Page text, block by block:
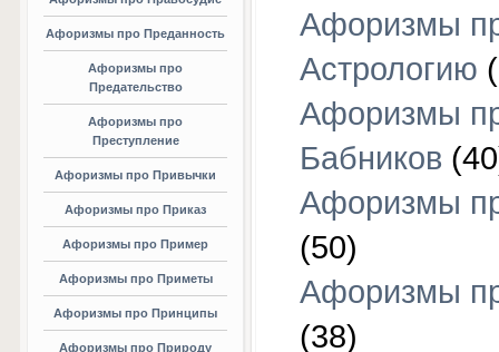
Афоризмы про Преданность
Афоризмы про
Предательство
Афоризмы про
Преступление
Афоризмы про Привычки
Афоризмы про Приказ
Афоризмы про Пример
Афоризмы про Приметы
Афоризмы про Принципы
Афоризмы про Природу
Афоризмы
Астрологию
Афоризмы
Бабников
Афоризмы
(50)
Афоризмы
(38)